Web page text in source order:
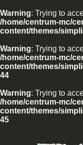
Warning: Trying to
/home/centrum-mc/
content/themes/
Warning: Trying to
/home/centrum-mc/
content/themes/
44
Warning: Trying to
/home/centrum-mc/
content/themes/
45